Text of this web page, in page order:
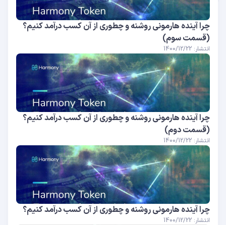
چرا آینده هارمونی روشنه و چطوری از آن کسب درآمد کنیم؟
(قسمت سوم)
انتشار: 1400/12/22
چرا آینده هارمونی روشنه و چطوری از آن کسب درآمد کنیم؟
(قسمت دوم)
انتشار: 1400/12/22
چرا آینده هارمونی روشنه و چطوری از آن کسب درآمد کنیم؟
انتشار: 1400/12/22